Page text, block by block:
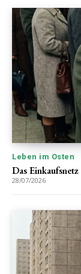
Leben im Osten
Das
28/07/2026